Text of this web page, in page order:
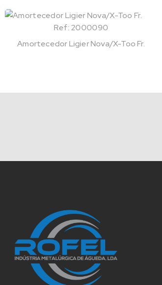
Ref: 2000090
Amortecedor Ligier Nova/X-Too Fr.